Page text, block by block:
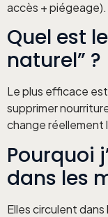
accès + piégeage).
Quel est
naturel” ?
Le plus efficace
supprimer
change réellement
Pourquoi
dans les
Elles circulent